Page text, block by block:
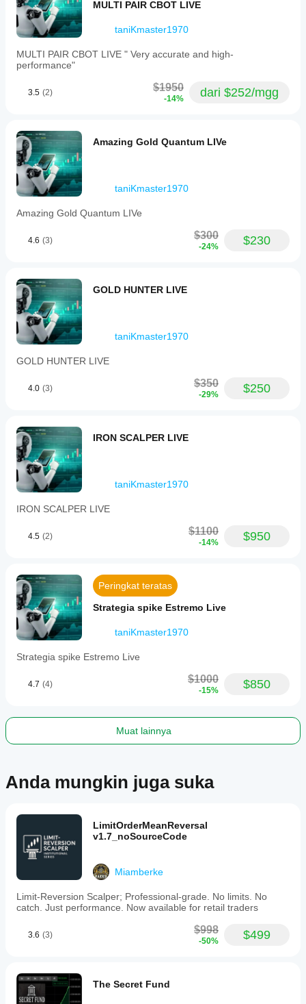
times
to
focus
the
most
market
periods.
adjust
various
parameters
including
volume,
EMA
period
and
timeframe,
percentage
daily
trades,
and
spread
limits.
The
maintains
detailed
operations
for
monitoring
purposes.
It
is
suitable
for
all
a
customizable
and
systematic
approach
to
DAX
The
optimizing
and
providing
configuration
Profil trading
MULTI PAIR CBOT LIVE
taniKmaster1970
MULTI PAIR CBOT LIVE " Very accurate and high-
performance"
3.5 (2) $1950
-14% dari $252/mgg
Amazing Gold Quantum LIVe
taniKmaster1970
Amazing Gold Quantum LIVe
4.6 (3) $300
-24% $230
GOLD HUNTER LIVE
taniKmaster1970
GOLD HUNTER LIVE
4.0 (3) $350
-29% $250
IRON SCALPER LIVE
taniKmaster1970
IRON SCALPER LIVE
4.5 (2) $1100
-14% $950
Peringkat teratas
Strategia spike Estremo Live
taniKmaster1970
Strategia spike Estremo Live
4.7 (4) $1000
-15% $850
Muat lainnya
Anda mungkin juga suka
LimitOrderMeanReversal
v1.7_noSourceCode
Miamberke
Limit-Reversion Scalper; Professional-grade. No limits. No
catch. Just performance. Now available for retail traders
3.6 (3) $998
-50% $499
The Secret Fund